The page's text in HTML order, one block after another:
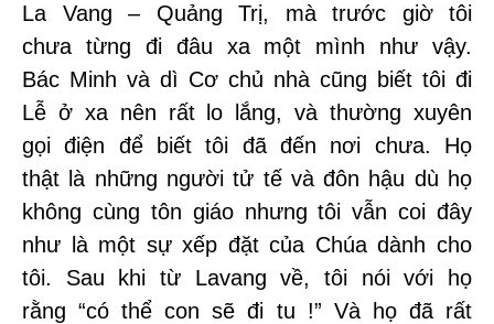
La Vang – Quảng Trị, mà trước giờ tôi
chưa từng đi đâu xa một mình như vậy.
Bác Minh và dì Cơ chủ nhà cũng biết tôi đi
Lễ ở xa nên rất lo lắng, và thường xuyên
gọi điện để biết tôi đã đến nơi chưa. Họ
thật là những người tử tế và đôn hậu dù họ
không cùng tôn giáo nhưng tôi vẫn coi đây
như là một sự xếp đặt của Chúa dành cho
tôi. Sau khi từ Lavang về, tôi nói với họ
rằng “có thể con sẽ đi tu !” Và họ đã rất